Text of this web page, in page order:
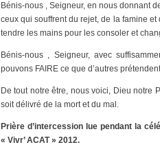
Bénis-nous , Seigneur, en nous donnant
ceux qui souffrent du rejet, de la famine
tendre les mains pour les consoler et
Bénis-nous , Seigneur, avec
pouvons FAIRE ce que d’autres
De tout notre être, nous voici, Dieu notre
soit délivré de la mort et du mal.
Prière d’intercession lue pendant la
« Vivr’ ACAT » 2012.